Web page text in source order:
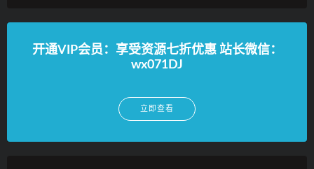
开通VIP会员：享受资源七折优惠 站长微信：
wx071DJ
立即查看